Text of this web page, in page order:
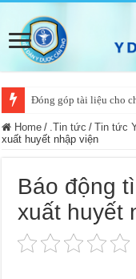
Đóng góp tài liệu cho
Home / .Tin tức / Tin tức
xuất huyết nhập viện
Báo động
xuất huyết